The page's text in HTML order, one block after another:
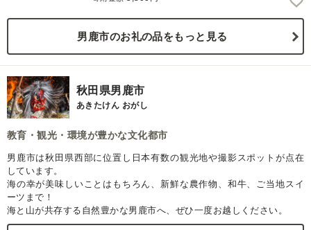
男鹿市のお礼の品をもっと見る
秋田県男鹿市
あきたけん おがし
教育・観光・環境が豊かな文化都市
男鹿市は秋田県西部に位置し日本有数の観光地や撮影スポットが点在
しています。
海の幸が美味しいことはもちろん、新鮮な農作物、和牛、ご当地スイ
ーツまで！
海と山が共存する自然豊かな男鹿市へ、ぜひ一度お越しください。